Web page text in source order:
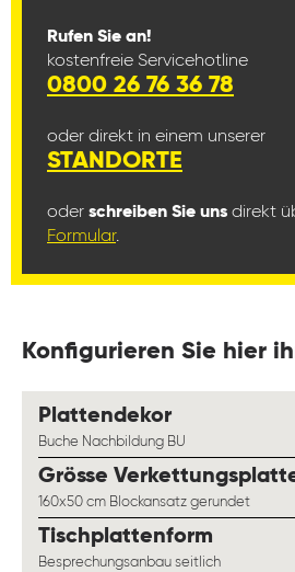
Rufen Sie an!
kostenfreie Servicehotline
0800 26 76 36 78
oder direkt in einem unserer
STANDORTE
oder schreiben Sie uns direkt
Formular.
Konfigurieren Sie hier
Plattendekorauswählen
Buche Nachbildung BU
Grösse
160x50 cm Blockansatz gerundet
Tischplattenform
Besprechungsanbau seitlich